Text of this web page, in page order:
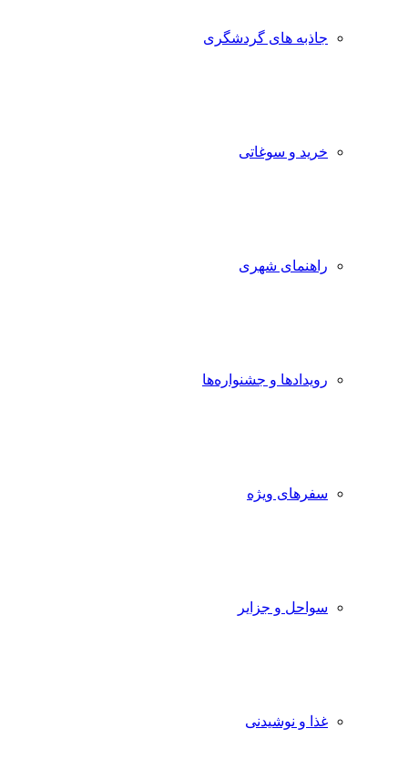
جاذبه‌ های گردشگری
خرید و سوغاتی
راهنمای شهری
رویدادها و جشنواره‌ها
سفرهای ویژه
سواحل و جزایر
غذا و نوشیدنی